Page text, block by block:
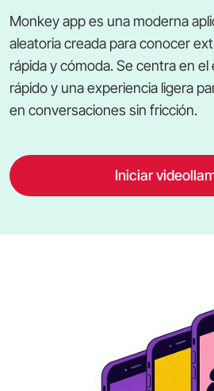
Monkey app es una moderna
aleatoria creada para conocer
rápida y cómoda. Se centra en
rápido y una experiencia ligera
en conversaciones sin fricción.
Iniciar